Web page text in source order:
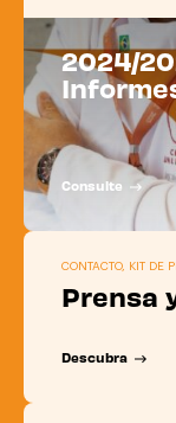
2024/
Consulte
CONTACTO, KIT DE
Prensa
Descubra